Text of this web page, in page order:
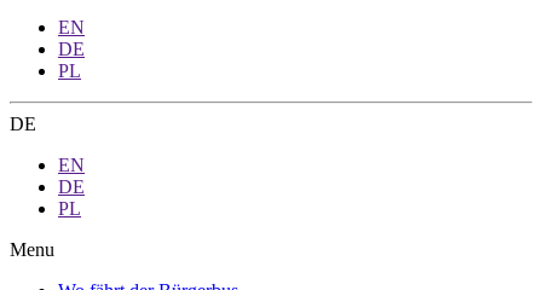
EN
DE
PL
DE
EN
DE
PL
Menu